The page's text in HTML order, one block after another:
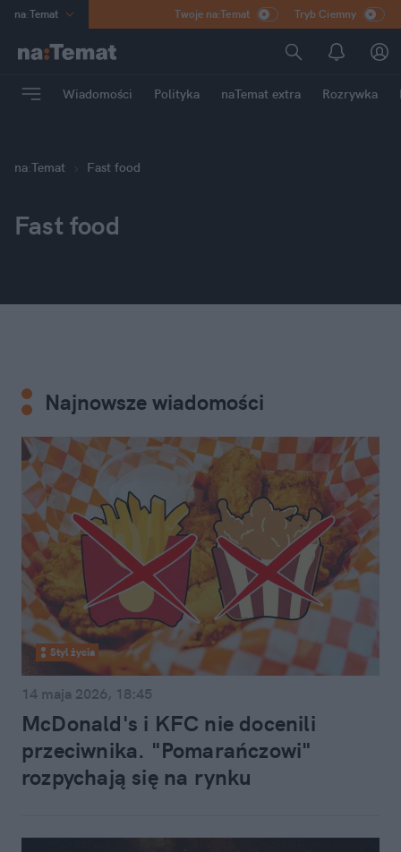
na:Temat
Poland
mama
Rozrywka
Twoje na:Temat Tryb Ciemny
Wiadomości Polityka naTemat extra Rozrywka
na:Temat Fast food
Fast food
Najnowsze wiadomości
Styl życia
14 maja 2026, 18:45
McDonald's i KFC nie docenili
przeciwnika. "Pomarańczowi"
rozpychają się na rynku